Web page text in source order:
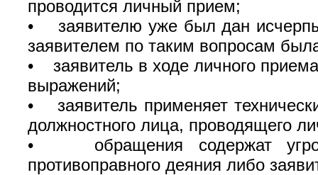
проводится личный прием;
• заявителю уже был дан
заявителем по таким вопросам
• заявитель в ходе личного
выражений;
• заявитель применяет
должностного лица, проводящего
• обращения содержат
противоправного деяния либо